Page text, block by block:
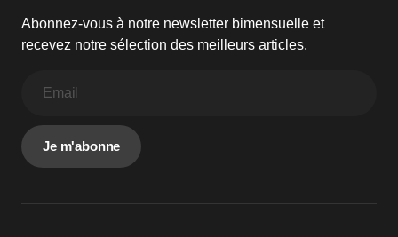
Abonnez-vous à notre newsletter bimensuelle et
recevez notre sélection des meilleurs articles.
Je m'abonne